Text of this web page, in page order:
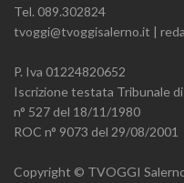
Tel. 089.302824
tvoggi@tvoggisalerno.it |
P. Iva 01224820652
Iscrizione testata Tribunale di
n° 527 del 18/11/1980
ROC n° 9073 del 29/08/2001
Copyright © TVOGGI